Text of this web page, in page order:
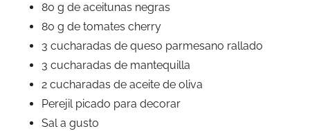
80 g de aceitunas negras
80 g de tomates cherry
3 cucharadas de queso parmesano rallado
3 cucharadas de mantequilla
2 cucharadas de aceite de oliva
Perejil picado para decorar
Sal a gusto